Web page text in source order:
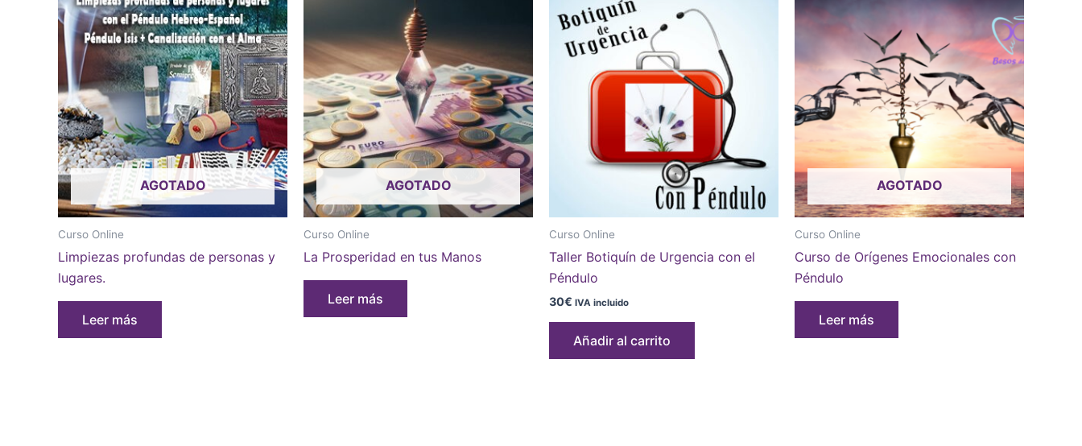
AGOTADO
Curso Online
Limpiezas profundas de personas y
lugares.
Leer más
AGOTADO
Curso Online
La Prosperidad en tus Manos
Leer más
Curso Online
Taller Botiquín de Urgencia con el
Péndulo
30€ IVA incluido
Añadir al carrito
AGOTADO
Curso Online
Curso de Orígenes Emocionales con
Péndulo
Leer más